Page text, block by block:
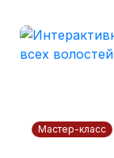
Мастер-класс